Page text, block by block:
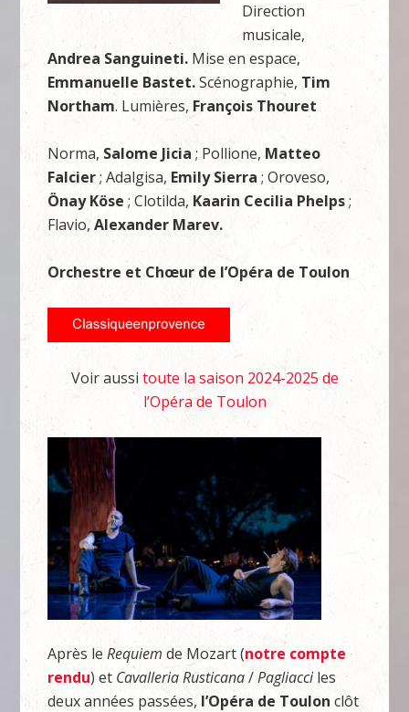
Direction
musicale,
Andrea Sanguineti. Mise en espace,
Emmanuelle Bastet.Scénographie, Tim
Northam. Lumières, François Thouret
Norma, Salome Jicia ; Pollione, Matteo
Falcier; Adalgisa, Emily Sierra ; Oroveso,
Önay Köse ; Clotilda, Kaarin Cecilia Phelps;
Flavio, Alexander Marev.
Orchestre et Chœur de l’Opéra de Toulon
Voir aussi toute la saison 2024-2025 de
l’Opéra de Toulon
Après leRequiemde Mozart (notre compte
rendu) et CavalleriaRusticana/Pagliacciles
deux années passées, l’Opéra de Toulon clôt